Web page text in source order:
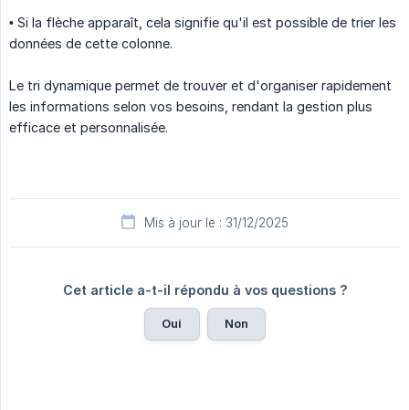
• Si la flèche apparaît, cela signifie qu'il est possible de trier les
données de cette colonne.
Le tri dynamique permet de trouver et d'organiser rapidement
les informations selon vos besoins, rendant la gestion plus
efficace et personnalisée.
Mis à jour le : 31/12/2025
Cet article a-t-il répondu à vos questions ?
Oui Non